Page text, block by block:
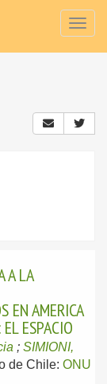
A LA
EN AMERICA
ESPACIO
; SIMIONI,
de Chile: ONU